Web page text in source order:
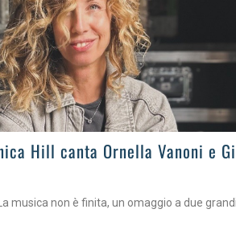
Hill canta Ornella Vanoni e
musica non è finita, un omaggio a due grandi